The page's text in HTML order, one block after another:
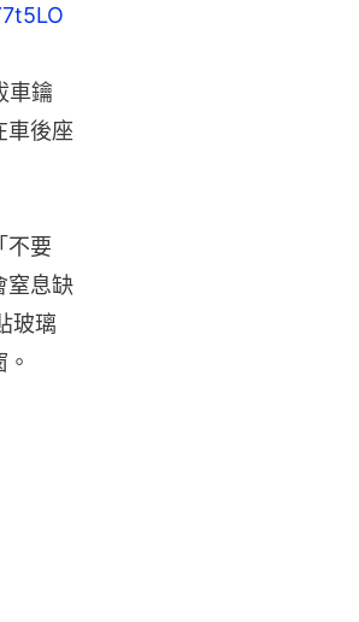
車鑰
車後座
不要
窒息缺
玻璃